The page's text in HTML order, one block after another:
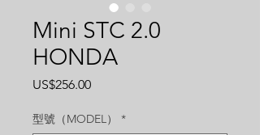
Mini STC 2.0
HONDA
US$256.00價
型號（MODEL） *